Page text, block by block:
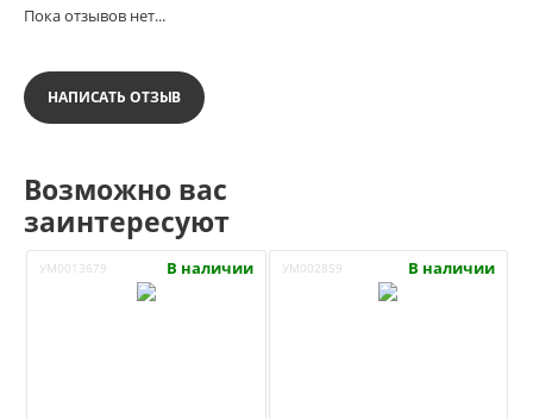
Пока отзывов нет...
НАПИСАТЬ ОТЗЫВ
Возможно вас
заинтересуют
УМ0013679 В наличии УМ002859 В наличии